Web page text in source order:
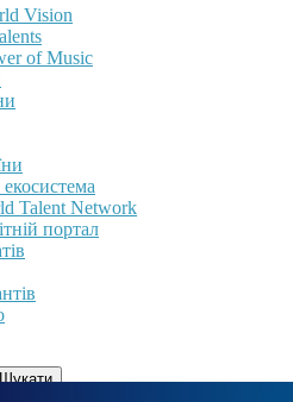
Vision
of Music
Talent Network
портал